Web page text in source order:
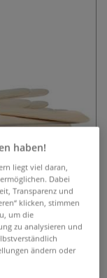
haben!
liegt viel daran,
Dabei
Transparenz und
klicken, stimmen
um die
zu analysieren und
ändern oder